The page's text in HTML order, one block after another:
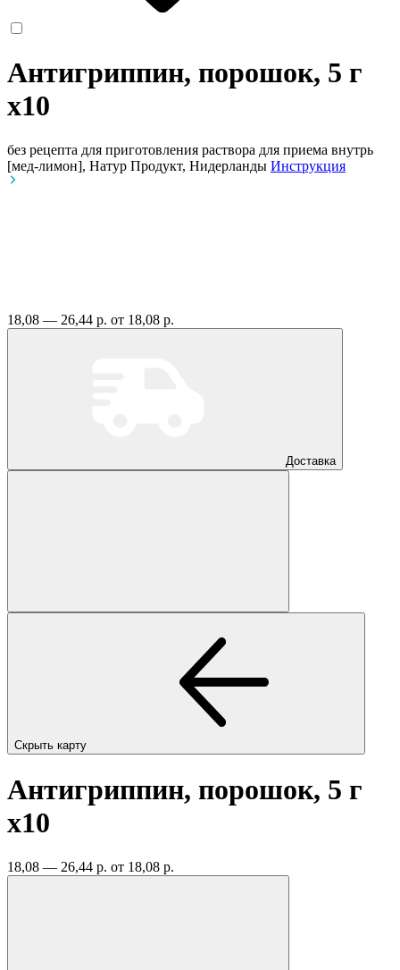
Антигриппин, порошок, 5 г
x10
без рецепта для приготовления раствора для приема внутрь
[мед-лимон], Натур Продукт, Нидерланды Инструкция
18,08 — 26,44 р. от 18,08 р.
Доставка
Скрыть карту
Антигриппин, порошок, 5 г
x10
18,08 — 26,44 р. от 18,08 р.